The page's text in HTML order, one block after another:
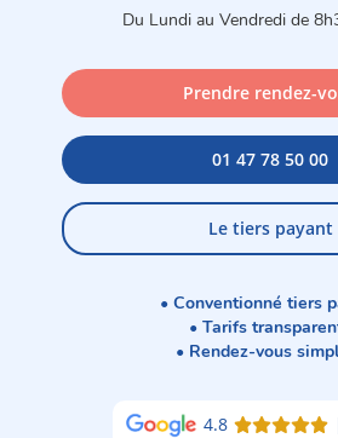
Du Lundi au Vendredi de
Prendre rendez-
01 47 78 50 00
Le tiers payant
• Conventionné tiers
• Tarifs
• Rendez-vous
4.8